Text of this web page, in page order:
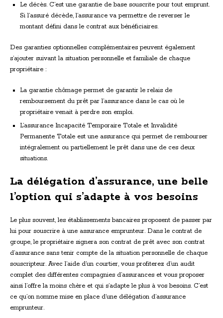
Le décès. C’est une garantie de base souscrite pour tout emprunt.
Si l’assuré décède, l’assurance va permettre de reverser le
montant défini dans le contrat aux bénéficiaires.
Des garanties optionnelles complémentaires peuvent également
s’ajouter suivant la situation personnelle et familiale de chaque
propriétaire :
La garantie chômage permet de garantir le relais de
remboursement du prêt par l’assurance dans le cas où le
propriétaire venait à perdre son emploi.
L’assurance Incapacité Temporaire Totale et Invalidité
Permanente Totale est une assurance qui permet de rembourser
intégralement ou partiellement le prêt dans une de ces deux
situations.
La délégation d’assurance, une belle
l’option qui s’adapte à vos besoins
Le plus souvent, les établissements bancaires proposent de passer par
lui pour souscrire à une assurance emprunteur. Dans le contrat de
groupe, le propriétaire signera son contrat de prêt avec son contrat
d’assurance sans tenir compte de la situation personnelle de chaque
souscripteur. Avec l’aide d’un courtier, vous profiterez d’un audit
complet des différentes compagnies d’assurances et vous proposer
ainsi l’offre la moins chère et qui s’adapte le plus à vos besoins. C’est
ce qu’on nomme mise en place d’une délégation d’assurance
emprunteur.